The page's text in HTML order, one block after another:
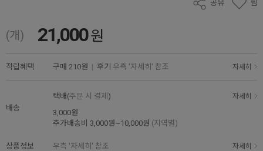
공유 찜
(개) 21,000원
적립혜택 구매 210원 | 후기 우측 '자세히' 참조 자세히
배송
택배(주문 시 결제 ) 자세히
3,000원
추가배송비 3,000원~10,000원 (지역별)
상품정보 우측 '자세히' 참조 자세히